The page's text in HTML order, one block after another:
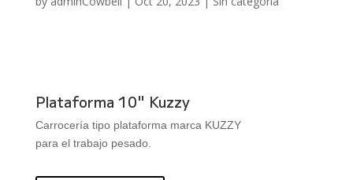
Plataforma 10" Kuzzy
Carrocería tipo plataforma marca KUZZY
para el trabajo pesado.